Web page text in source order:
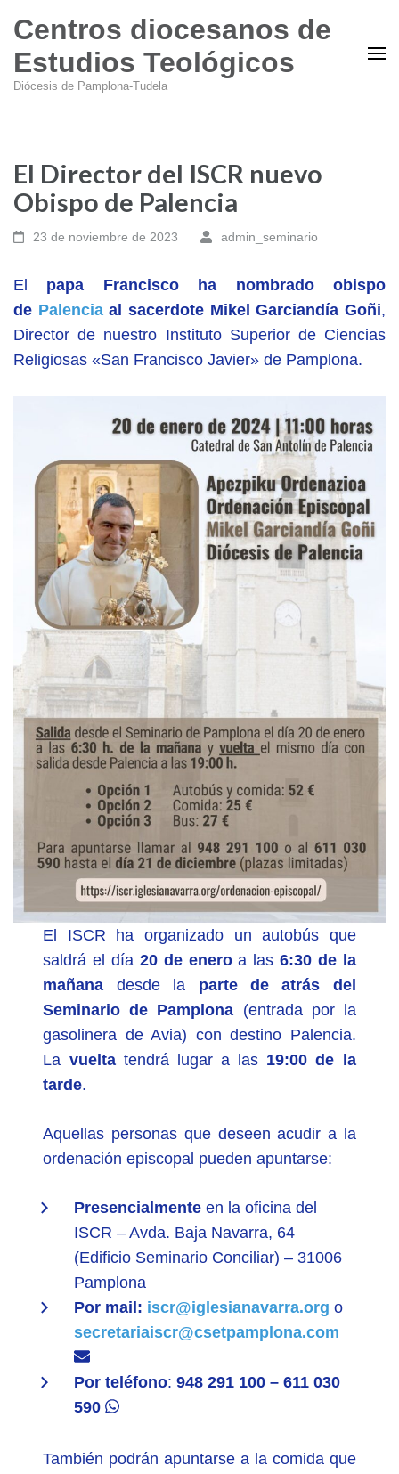
Centros diocesanos de
Estudios Teológicos
Diócesis de Pamplona-Tudela
El Director del ISCR nuevo
Obispo de Palencia
23 de noviembre de 2023 admin_seminario
El papa Francisco ha nombrado obispo
de Palenciaal sacerdote Mikel Garciandía Goñi,
Director de nuestro Instituto Superior de Ciencias
Religiosas «San Francisco Javier» de Pamplona.
El ISCR ha organizado un autobús que
saldrá el día 20 de eneroa las 6:30 de la
mañana desde la parte de atrás del
Seminario de Pamplona (entrada por la
gasolinera de Avia) con destino Palencia.
La vuelta tendrá lugar a las 19:00 de la
tarde.
Aquellas personas que deseen acudir a la
ordenación episcopal pueden apuntarse:
Presencialmente en la oficina del
ISCR – Avda. Baja Navarra, 64
(Edificio Seminario Conciliar) – 31006
Pamplona
Por mail: iscr@iglesianavarra.org o
secretariaiscr@csetpamplona.com
Por teléfono:948 291 100 – 611 030
590
También podrán apuntarse a la comida que